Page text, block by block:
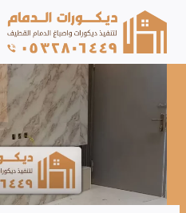
التجاوز
المحتوى